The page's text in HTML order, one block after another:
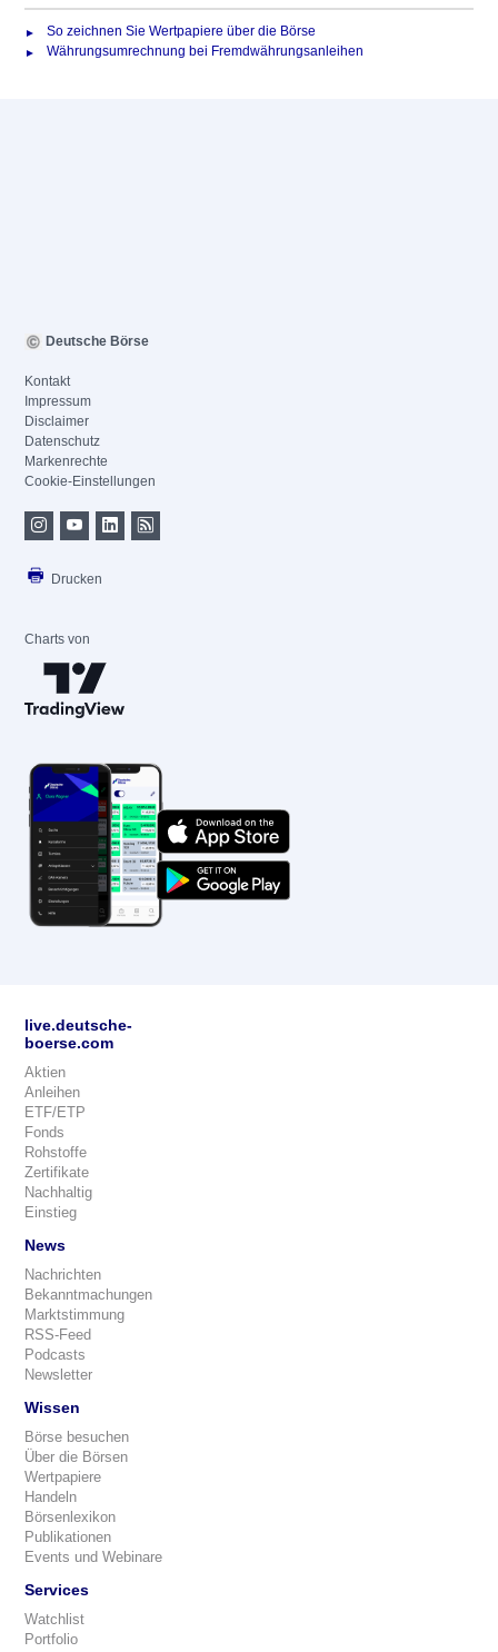
So zeichnen Sie Wertpapiere über die Börse
Währungsumrechnung bei Fremdwährungsanleihen
Deutsche Börse
Kontakt
Impressum
Disclaimer
Datenschutz
Markenrechte
Cookie-Einstellungen
Drucken
Charts von
live.deutsche-
boerse.com
Aktien
Anleihen
ETF/ETP
Fonds
Rohstoffe
Zertifikate
Nachhaltig
Einstieg
News
Nachrichten
Bekanntmachungen
Marktstimmung
RSS-Feed
Podcasts
Newsletter
Wissen
Börse besuchen
Über die Börsen
Wertpapiere
Handeln
Börsenlexikon
Publikationen
Events und Webinare
Services
Watchlist
Portfolio